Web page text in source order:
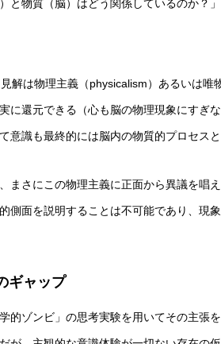
と物質（脳）はどう関係しているのか？
解は物理主義（physicalism）あるいは
に還元できる（心も脳の物理現象にすぎ
意識も最終的には脳内の物質的プロセス
まさにこの物理主義に正面から異議を唱
側面を説明することは不可能であり、現
ギャップ
的ゾンビ」の思考実験を用いてその主張